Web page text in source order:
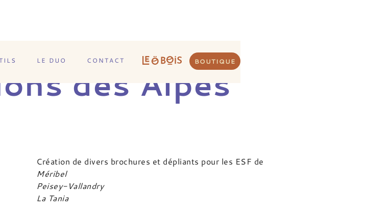
LE DUO CONTACT BOUTIQUE
des Alpes
Création de divers brochures et dépliants pour les ESF de
Méribel
Peisey-Vallandry
La Tania